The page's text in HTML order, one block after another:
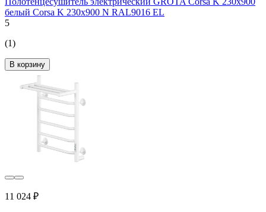
белый Corsa K 230х900 N RAL9016 EL
5
(1)
В корзину
11 024 ₽